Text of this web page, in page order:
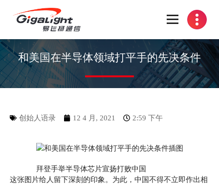
开放光网络器件的向导
和美国在半导体领域打平手的先决条件
创始人语录 12 4 月, 2021 2:59 下午
拜登手举半导体芯片宣扬打败中国
这张图片给人留下深刻的印象。为此，中国不得不立即作出相